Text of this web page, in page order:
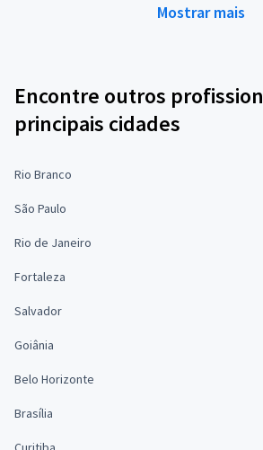
Mostrar mais
Encontre outros
principais cidades
Rio Branco
São Paulo
Rio de Janeiro
Fortaleza
Salvador
Goiânia
Belo Horizonte
Brasília